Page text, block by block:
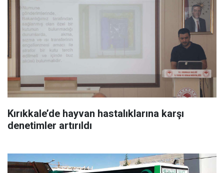
Kırıkkale’de hayvan hastalıklarına karşı
denetimler artırıldı